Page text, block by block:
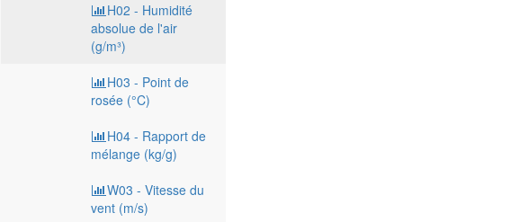
H02 - Humidité
absolue de l'air
(g/m³)
H03 - Point de
rosée (°C)
H04 - Rapport de
mélange (kg/g)
W03 - Vitesse du
vent (m/s)